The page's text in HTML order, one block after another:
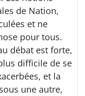
de Nation,
et ne
pour tous.
débat est forte,
difficile de se
et la
une autre,